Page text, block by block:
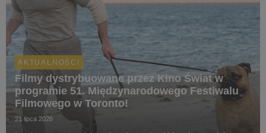
AKTUALNOŚCI
Filmy dystrybuowane przez Kino Świat w
programie 51. Międzynarodowego Festiwalu
Filmowego w Toronto!
21 lipca 2026